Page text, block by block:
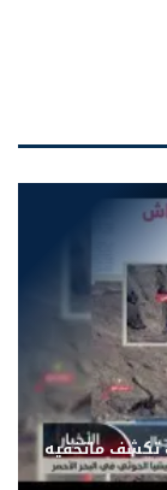
تكشف ماتخفيه